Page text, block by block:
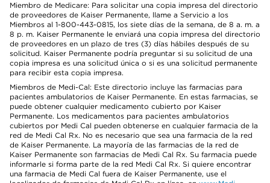
Miembro de Medicare: Para solicitar una copia impresa del directorio
de proveedores de Kaiser Permanente, llame a Servicio a los
Miembros al 1-800-443-0815, los siete días de la semana, de 8 a. m. a
8 p. m. Kaiser Permanente le enviará una copia impresa del directorio
de proveedores en un plazo de tres (3) días hábiles después de su
solicitud. Kaiser Permanente podría preguntar si su solicitud de una
copia impresa es una solicitud única o si es una solicitud permanente
para recibir esta copia impresa.
Miembros de Medi-Cal: Este directorio incluye las farmacias para
pacientes ambulatorios de Kaiser Permanente. En estas farmacias, se
puede obtener cualquier medicamento cubierto por Kaiser
Permanente. Los medicamentos para pacientes ambulatorios
cubiertos por Medi Cal pueden obtenerse en cualquier farmacia de la
red de Medi Cal Rx. No es necesario que sea una farmacia de la red
de Kaiser Permanente. La mayoría de las farmacias de la red de
Kaiser Permanente son farmacias de Medi Cal Rx. Su farmacia puede
informarle si forma parte de la red Medi Cal Rx. Si quiere encontrar
una farmacia de Medi Cal fuera de Kaiser Permanente, use el